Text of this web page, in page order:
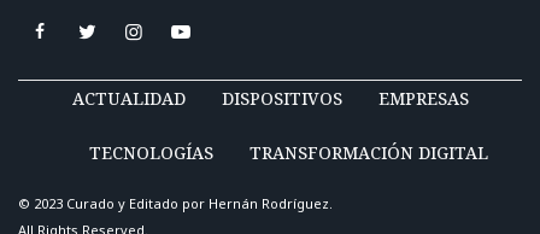
ACTUALIDAD DISPOSITIVOS EMPRESAS
TECNOLOGÍAS TRANSFORMACIÓN DIGITAL
© 2023 Curado y Editado por Hernán Rodríguez.
All Rights Reserved.